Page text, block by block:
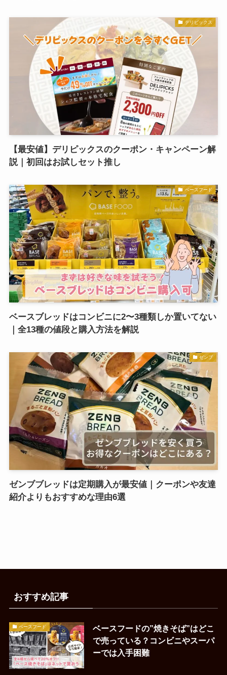
デリピックス
【最安値】デリピックスのクーポン・キャンペーン解
説｜初回はお試しセット推し
ベースフード
ベースブレッドはコンビニに2〜3種類しか置いてない
｜全13種の値段と購入方法を解説
ゼンブ
ゼンブブレッドは定期購入が最安値｜クーポンや友達
紹介よりもおすすめな理由6選
おすすめ記事
ベースフード
ベースフードの”焼きそば”はどこ
で売っている？コンビニやスーパ
ーでは入手困難